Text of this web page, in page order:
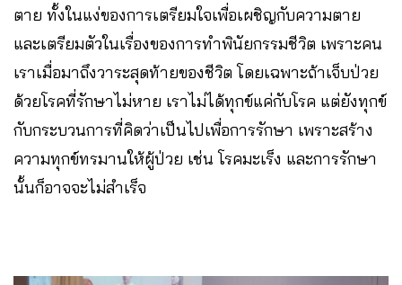
ตาย ทั้งในแง่ของการเตรียมใจเพื่อเผชิญกับความตาย
และเตรียมตัวในเรื่องของการทำพินัยกรรมชีวิต เพราะคน
เราเมื่อมาถึงวาระสุดท้ายของชีวิต โดยเฉพาะถ้าเจ็บป่วย
ด้วยโรคที่รักษาไม่หาย เราไม่ได้ทุกข์แค่กับโรค แต่ยังทุกข์
กับกระบวนการที่คิดว่าเป็นไปเพื่อการรักษา เพราะสร้าง
ความทุกข์ทรมานให้ผู้ป่วย เช่น โรคมะเร็ง และการรักษา
นั้นก็อาจจะไม่สำเร็จ